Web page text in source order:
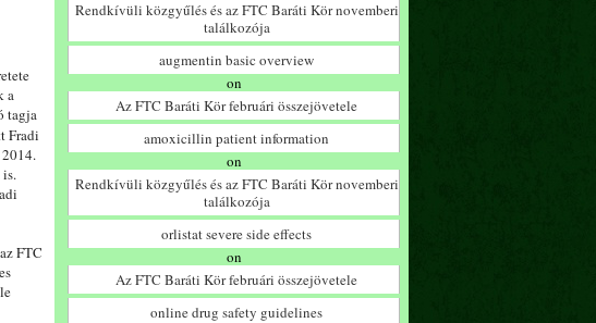
a
tagja
Fradi
FTC
Rendkívüli közgyűlés és az FTC Baráti Kör novemberi
találkozója
augmentin basic overview
on
Az FTC Baráti Kör februári összejövetele
amoxicillin patient information
on
Rendkívüli közgyűlés és az FTC Baráti Kör novemberi
találkozója
orlistat severe side effects
on
Az FTC Baráti Kör februári összejövetele
online drug safety guidelines